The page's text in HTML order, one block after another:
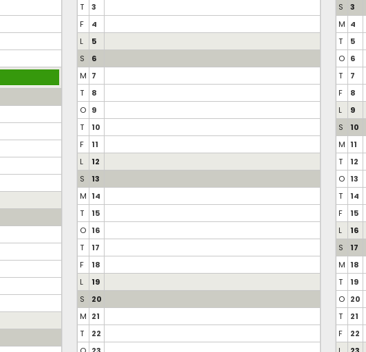
T
3
F
4
L
5
S
6
M 7
T
8
O 9
T
10
F
11
L
12
S
13
M 14
T
15
O 16
T
17
F
18
L
19
S
20
M 21
T
22
S
3
M 4
T
5
O 6
T
7
F
8
L
9
S
10
M 11
T
12
O 13
T
14
F
15
L
16
S
17
M 18
T
19
O 20
T
21
F
22